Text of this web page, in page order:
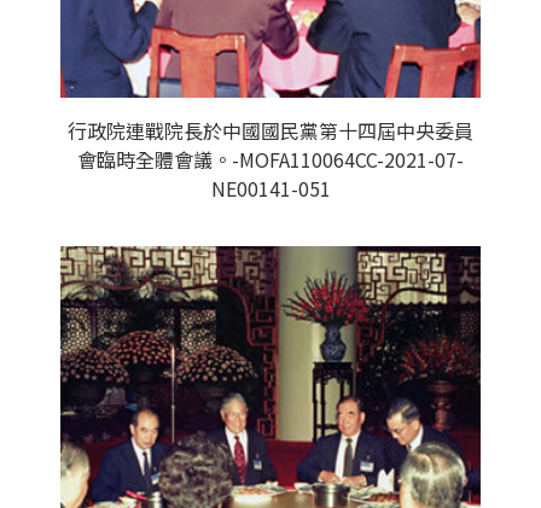
行政院連戰院長於中國國民黨第十四屆中央委員
會臨時全體會議。-MOFA110064CC-2021-07-
NE00141-051